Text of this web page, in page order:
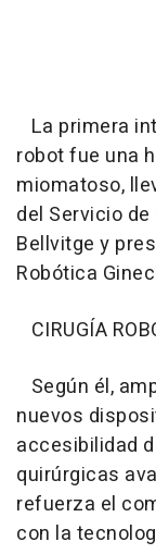
La primera
robot fue una
miomatoso,
del Servicio
Bellvitge y
Robótica
CIRUGÍA
Según él,
nuevos
accesibilidad
quirúrgicas
refuerza el
con la